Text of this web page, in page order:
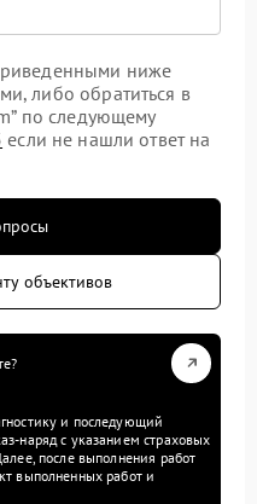
ниже
либо обратиться в
по следующему
если не нашли ответ на
объективов
и последующий
наряд с указанием страховых
после выполнения работ
выполненных работ и